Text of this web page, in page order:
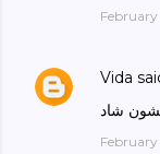
February
Vida
شاد
February